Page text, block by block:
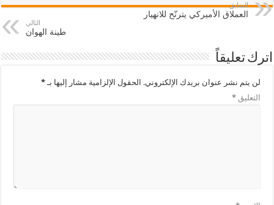
السابق
العملاق الأميركي يترنّح للانهيار
التالي
طينة الهوان
اترك تعليقاً
لن يتم نشر عنوان بريدك الإلكتروني. الحقول الإلزامية مشار إليها بـ*
التعليق*